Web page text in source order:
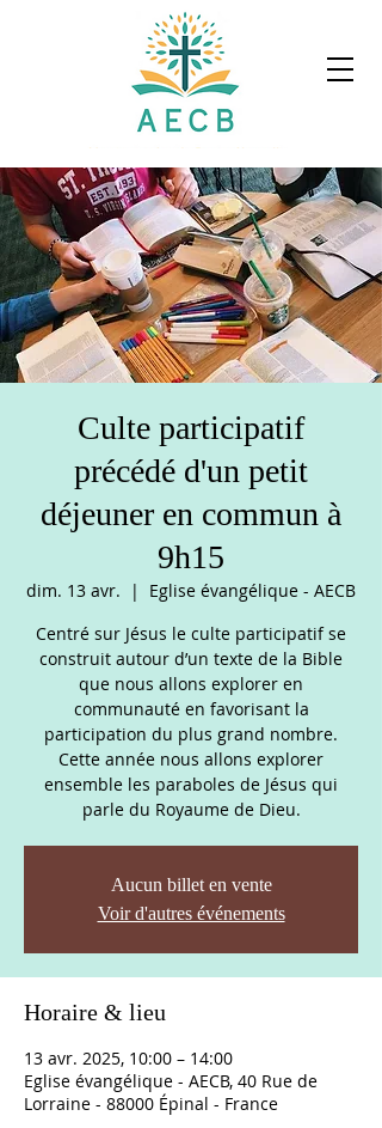
Culte participatif
précédé d'un petit
déjeuner en commun à
9h15
dim. 13 avr.
  |
Eglise évangélique - AECB
Centré sur Jésus le culte participatif se
construit autour d’un texte de la Bible
que nous allons explorer en
communauté en favorisant la
participation du plus grand nombre.
Cette année nous allons explorer
ensemble les paraboles de Jésus qui
parle du Royaume de Dieu.
Aucun billet en vente
Voir d'autres événements
Horaire & lieu
13 avr. 2025, 10:00 – 14:00
Eglise évangélique - AECB, 40 Rue de
Lorraine - 88000 Épinal - France